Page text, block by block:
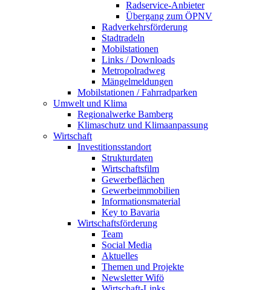
Radservice-Anbieter
Übergang zum ÖPNV
Radverkehrsförderung
Stadtradeln
Mobilstationen
Links / Downloads
Metropolradweg
Mängelmeldungen
Mobilstationen / Fahrradparken
Umwelt und Klima
Regionalwerke Bamberg
Klimaschutz und Klimaanpassung
Wirtschaft
Investitionsstandort
Strukturdaten
Wirtschaftsfilm
Gewerbeflächen
Gewerbeimmobilien
Informationsmaterial
Key to Bavaria
Wirtschaftsförderung
Team
Social Media
Aktuelles
Themen und Projekte
Newsletter Wifö